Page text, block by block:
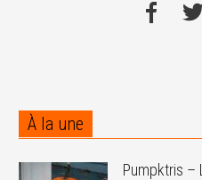
À la une
Pumpktris –